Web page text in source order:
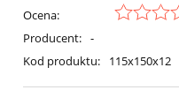
Ocena:
Producent: -
Kod produktu:
115x150x12